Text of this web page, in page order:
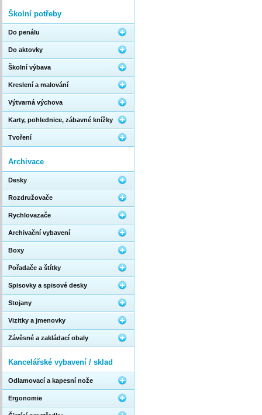
Školní potřeby
Do penálu
Do aktovky
Školní výbava
Kreslení a malování
Výtvarná výchova
Karty, pohlednice, zábavné knížky
Tvoření
Archivace
Desky
Rozdružovače
Rychlovazače
Archivační vybavení
Boxy
Pořadače a štítky
Spisovky a spisové desky
Stojany
Vizitky a jmenovky
Závěsné a zakládací obaly
Kancelářské vybavení / sklad
Odlamovací a kapesní nože
Ergonomie